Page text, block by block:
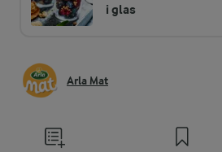
i glas
Arla Mat